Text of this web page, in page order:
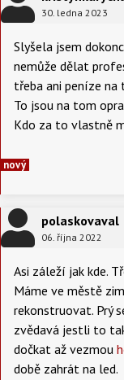
30. ledna 2023
Slyšela jsem
nemůže dělat
třeba ani peníze na
To jsou na tom
Kdo za to vlastně
nový
polaskovaval
06. října 2022
Asi záleží jak kde.
Máme ve městě
rekonstruovat. Prý
zvědavá jestli to
dočkat až vezmou
době zahrát na led.